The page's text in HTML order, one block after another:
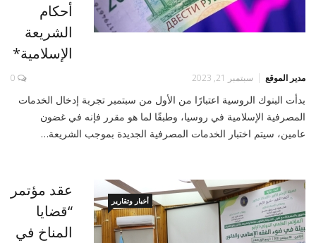
أحكام
الشريعة
الإسلامية*
مدير الموقع سبتمبر 21, 2023 0
بدأت البنوك الروسية اعتبارًا من الأول من سبتمبر تجربة إدخال الخدمات
المصرفية الإسلامية في روسيا، وطبقًا لما هو مقرر فإنه في غضون
عامين، سيتم اختبار الخدمات المصرفية الجديدة بموجب الشريعة…
أخبار وتقارير
عقد مؤتمر
“قضايا
المناخ في